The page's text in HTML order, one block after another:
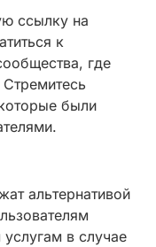
ссылку на
к
где
были
альтернативой
в случае